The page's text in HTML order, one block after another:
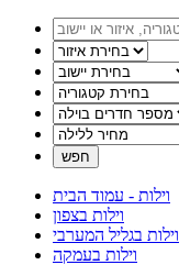
וילות - עמוד הבית
וילות בצפון
וילות בגליל המערבי
וילות בעמקה